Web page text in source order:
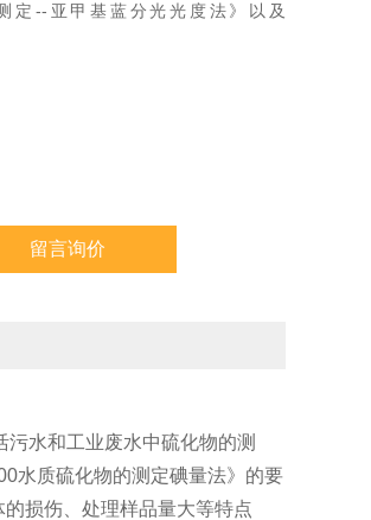
定--亚甲基蓝分光光度法》以及
性高、大大降低有害气体的损伤、
留言询价
水和工业废水中硫化物的测
水质硫化物的测定碘量法》的要
损伤、处理样品量大等特点